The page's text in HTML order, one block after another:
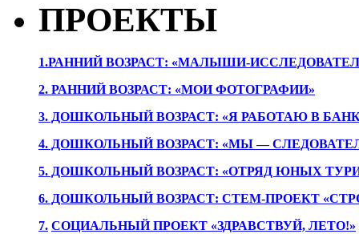
ПРОЕКТЫ
1.РАННИЙ ВОЗРАСТ: «МАЛЫШИ-
2. РАННИЙ ВОЗРАСТ: «МОИ ФОТОГРАФИИ»
3. ДОШКОЛЬНЫЙ ВОЗРАСТ: «Я РАБОТАЮ В
4. ДОШКОЛЬНЫЙ ВОЗРАСТ: «МЫ —
5. ДОШКОЛЬНЫЙ ВОЗРАСТ: «ОТРЯД ЮНЫХ
6. ДОШКОЛЬНЫЙ ВОЗРАСТ: СТЕМ-ПРОЕКТ
7. СОЦИАЛЬНЫЙ ПРОЕКТ «ЗДРАВСТВУЙ, ЛЕТО!»